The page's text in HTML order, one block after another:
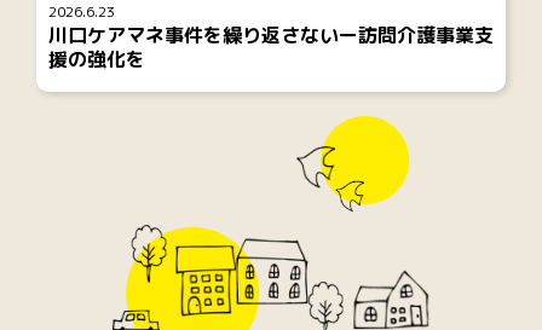
2026.6.23
川口ケアマネ事件を繰り返さないー訪問介護事業支
援の強化を